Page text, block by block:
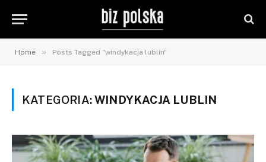
Home » Posts Tagged "windykacja lublin"
KATEGORIA:WINDYKACJA LUBLIN